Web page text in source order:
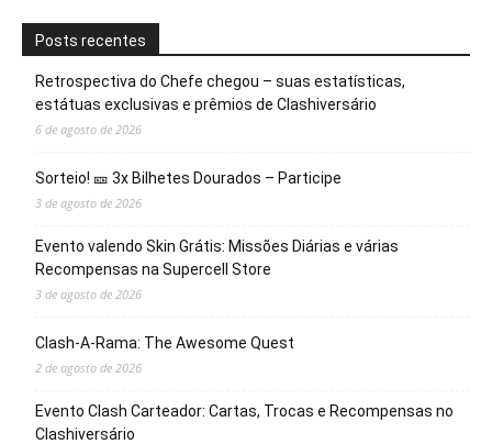
Posts recentes
Retrospectiva do Chefe chegou – suas estatísticas,
estátuas exclusivas e prêmios de Clashiversário
6 de agosto de 2026
Sorteio! 🎫 3x Bilhetes Dourados – Participe
3 de agosto de 2026
Evento valendo Skin Grátis: Missões Diárias e várias
Recompensas na Supercell Store
3 de agosto de 2026
Clash-A-Rama: The Awesome Quest
2 de agosto de 2026
Evento Clash Carteador: Cartas, Trocas e Recompensas no
Clashiversário